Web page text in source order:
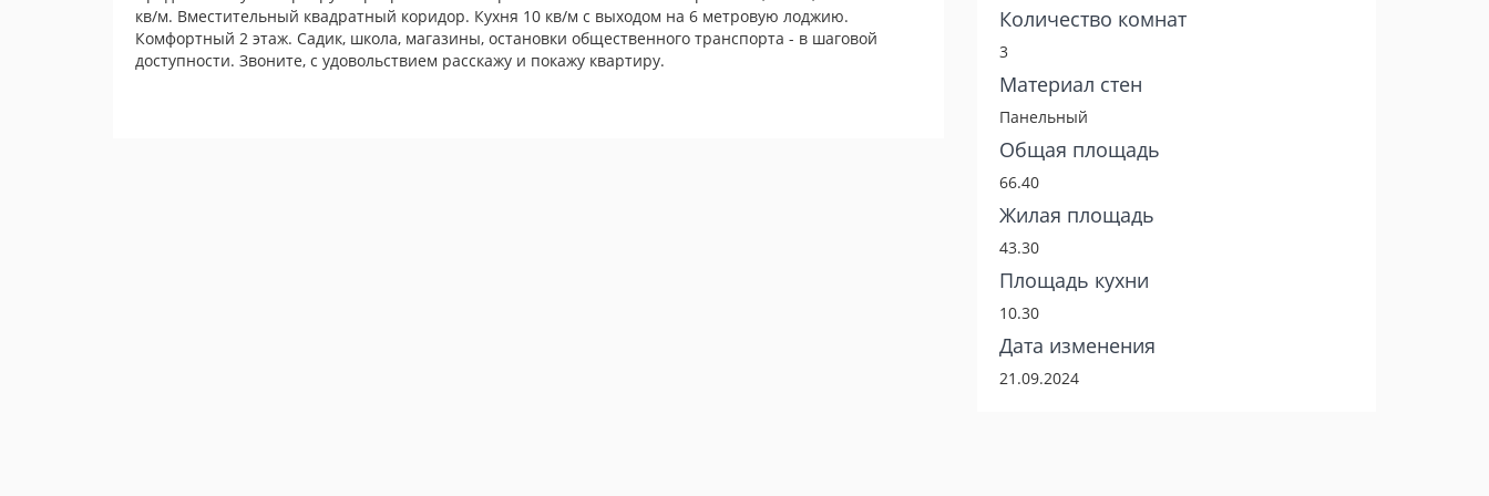
кв/м. Вместительный квадратный коридор. Кухня 10 кв/м с выходом на 6 метровую лоджию.
Комфортный 2 этаж. Садик, школа, магазины, остановки общественного транспорта - в шаговой
доступности. Звоните, с удовольствием расскажу и покажу квартиру.
Количество комнат
3
Материал стен
Панельный
Общая площадь
66.40
Жилая площадь
43.30
Площадь кухни
10.30
Дата изменения
21.09.2024